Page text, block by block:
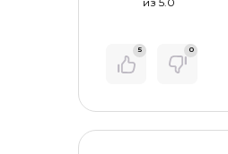
5 0